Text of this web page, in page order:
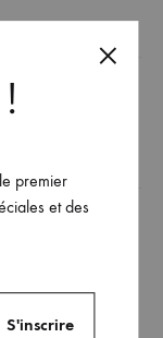
premier
et des